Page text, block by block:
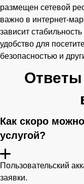
размещен сетевой
важно в интернет-
зависит
удобство для
безопасностью и
Как скоро
услугой?
Пользовательский
заявки.